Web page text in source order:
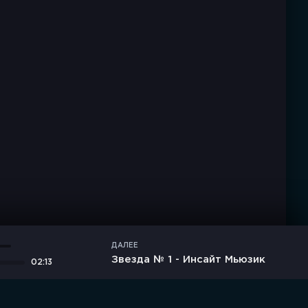
02:13
ДАЛЕЕ
Звезда № 1 - Инсайт Мьюзик